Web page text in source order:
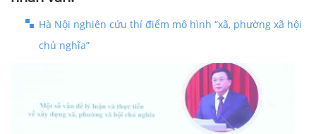
Hà Nội nghiên cứu thí điểm mô hình “xã, phường xã hội
chủ nghĩa”